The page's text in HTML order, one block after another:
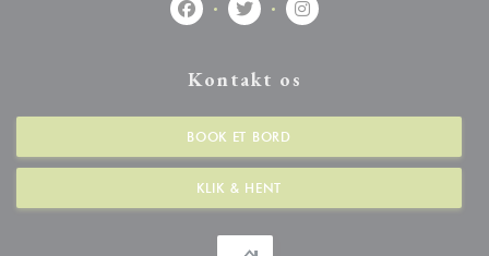
Facebook ((åbner i et nyt vindue))
Twitter ((åbner i et nyt vindue))
Instagram ((åbner i et
Kontakt os
BOOK ET BORD
KLIK & HENT